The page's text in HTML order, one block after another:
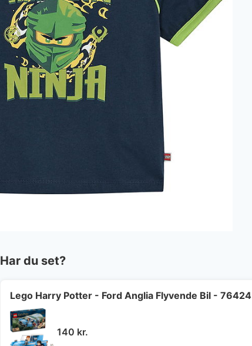
Har du set?
Lego Harry Potter - Ford Anglia Flyvende Bil - 76424
140 kr.